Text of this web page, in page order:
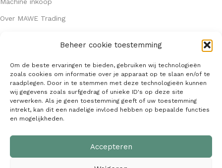
Beheer cookie toestemming
Om de beste ervaringen te bieden, gebruiken wij technologieën
zoals cookies om informatie over je apparaat op te slaan en/of te
raadplegen. Door in te stemmen met deze technologieën kunnen
wij gegevens zoals surfgedrag of unieke ID's op deze site
verwerken. Als je geen toestemming geeft of uw toestemming
intrekt, kan dit een nadelige invloed hebben op bepaalde functies
en mogelijkheden.
Accepteren
Over MAWE Trading
Algemene voorwaarden
KVK: 64407667
info@mawetrading.nl
+31 6 53 270 335
| Webdesign: